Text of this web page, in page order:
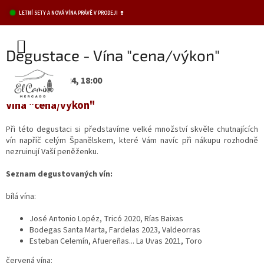
obsah
LETNÍ SETY A NOVÁ VÍNA PRÁVĚ V PRODEJI 🍷
KOŠÍK
Degustace - Vína "cena/výkon"
26. listopad 2024, 18:00
Vína "cena/výkon"
Při této degustaci si představíme velké množství skvěle chutnajících
vín napříč celým Španělskem, které Vám navíc při nákupu rozhodně
nezruinují Vaší peněženku.
Seznam degustovaných vín:
bílá vína:
José Antonio Lopéz, Tricó 2020, Rías Baixas
Bodegas Santa Marta, Fardelas 2023, Valdeorras
Esteban Celemín, Afuereñas... La Uvas 2021, Toro
červená vína: